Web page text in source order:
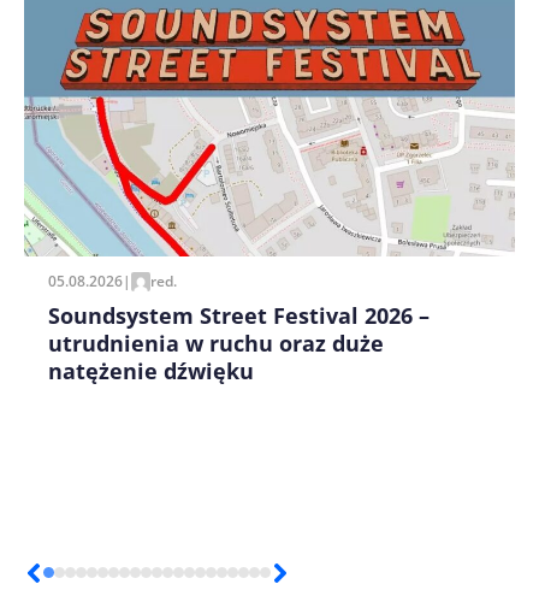
Zapamiętaj moje dane w tej przeglądarce podczas
pisania kolejnych komentarzy.
05.08.2026| red.
Soundsystem Street Festival 2026 –
utrudnienia w ruchu oraz duże
natężenie dźwięku